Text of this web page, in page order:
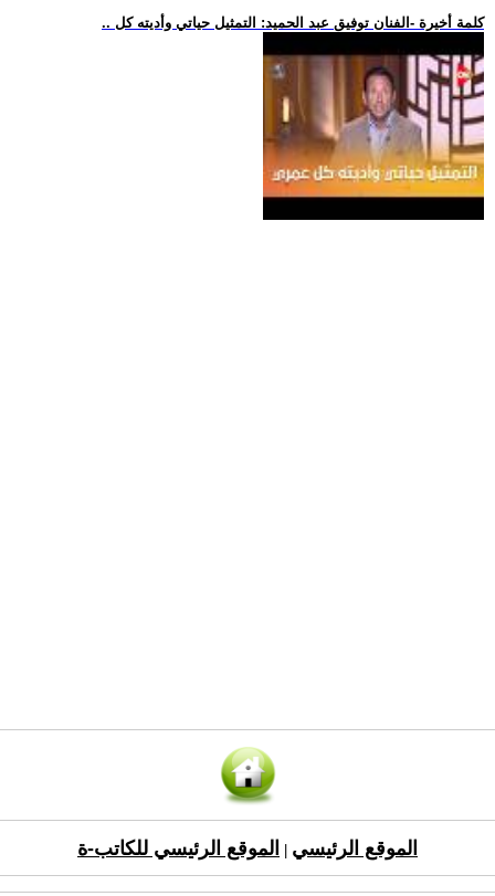
.. كلمة أخيرة -الفنان توفيق عبد الحميد: التمثيل حياتي وأديته كل
الموقع الرئيسي الموقع الرئيسي للكاتب-ة